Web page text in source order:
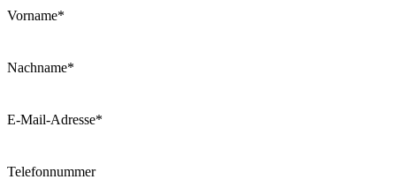
Vorname*
Nachname*
E-Mail-Adresse*
Telefonnummer